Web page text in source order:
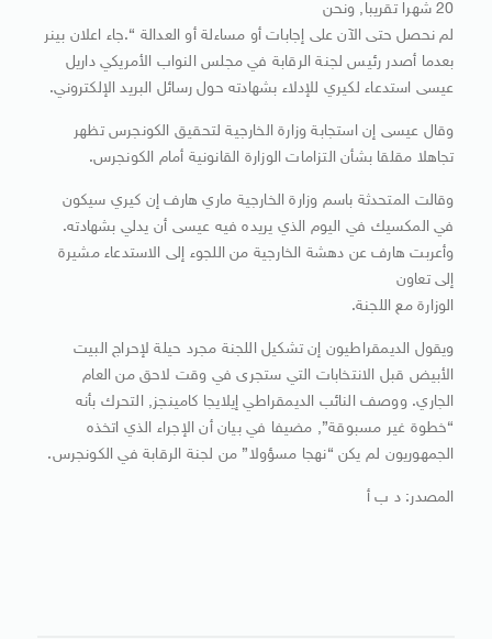
20 شهرا تقريبا, ونحن
لم نحصل حتى الآن على إجابات أو مساءلة أو العدالة “.جاء اعلان بينر
بعدما أصدر رئيس لجنة الرقابة في مجلس النواب الأمريكي داريل
عيسى استدعاء لكيري للإدلاء بشهادته حول رسائل البريد الإلكتروني.
وقال عيسى إن استجابة وزارة الخارجية لتحقيق الكونجرس تظهر
تجاهلا مقلقا بشأن التزامات الوزارة القانونية أمام الكونجرس.
وقالت المتحدثة باسم وزارة الخارجية ماري هارف إن كيري سيكون
في المكسيك في اليوم الذي يريده فيه عيسى أن يدلي بشهادته.
وأعربت هارف عن دهشة الخارجية من اللجوء إلى الاستدعاء مشيرة
إلى تعاون
الوزارة مع اللجنة.
ويقول الديمقراطيون إن تشكيل اللجنة مجرد حيلة لإحراج البيت
الأبيض قبل الانتخابات التي ستجرى في وقت لاحق من العام
الجاري. ووصف النائب الديمقراطي إيلايجا كامينجز, التحرك بأنه
“خطوة غير مسبوقة”, مضيفا في بيان أن الإجراء الذي اتخذه
الجمهوريون لم يكن “نهجا مسؤولا” من لجنة الرقابة في الكونجرس.
المصدر: د ب أ